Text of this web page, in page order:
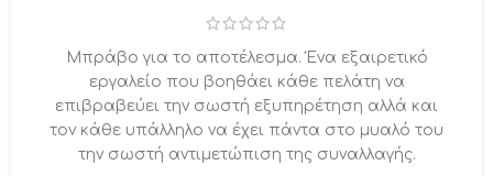
Μπράβο για το αποτέλεσμα. Ένα εξαιρετικό
εργαλείο που βοηθάει κάθε πελάτη να
επιβραβεύει την σωστή εξυπηρέτηση αλλά και
τον κάθε υπάλληλο να έχει πάντα στο μυαλό του
την σωστή αντιμετώπιση της συναλλαγής.